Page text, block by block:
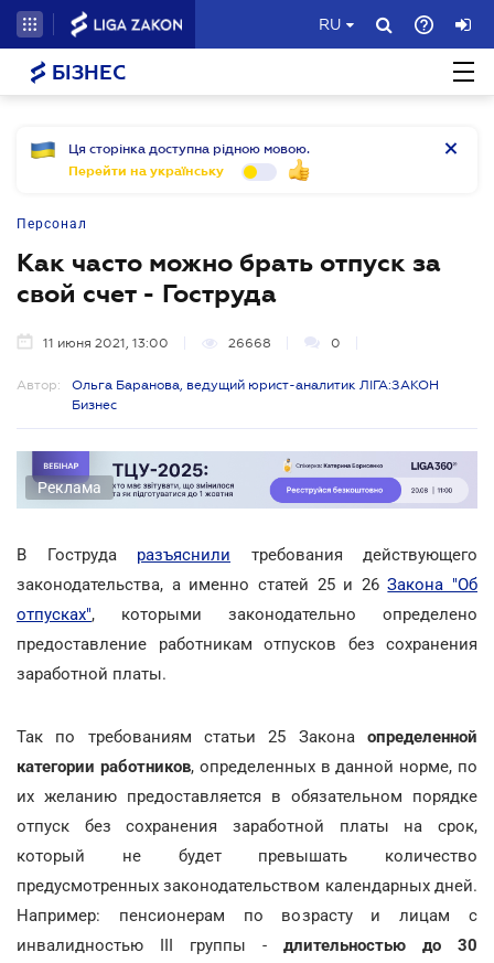
RU
БІЗНЕС
Ця сторінка доступна рідною мовою.
Перейти на українську
Персонал
Как часто можно брать отпуск за
свой счет - Гоструда
11 июня 2021, 13:00 26668 0
Автор:
Ольга Баранова, ведущий юрист-аналитик ЛІГА:ЗАКОН
Бизнес
Реклама
В Гоструда разъяснили требования действующего
законодательства, а именно статей 25 и 26Закона "Об
отпусках", которыми законодательно определено
предоставление работникам отпусков без сохранения
заработной платы.
Так по требованиям статьи 25 Законаопределенной
категории работников, определенных в данной норме, по
их желанию предоставляется в обязательном порядке
отпуск без сохранения заработной платы на срок,
который не будет превышать количество
предусмотренных законодательством календарных дней.
Например: пенсионерам по возрасту и лицам с
инвалидностью III группы - длительностью до 30